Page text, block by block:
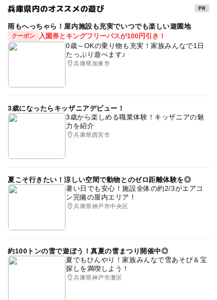
兵庫県内のオススメの遊び
雨もへっちゃら！屋内施設も充実でいつでも楽しい遊園地
クーポン
入園券とキングフリーパスが100円引き！
0歳～OKの乗り物も充実！家族みんなで1日
たっぷり遊べます♪
兵庫県加東市
3歳になったらキッザニアデビュー！
3歳から楽しめる職業体験！キッザニアの魅
力を紹介
兵庫県西宮市
夏こそ行きたい！涼しい空間で動物とのゼロ距離体験を◎
暑い日でも安心！施設全体の約2/3がエアコ
ン完備の屋内エリア！
兵庫県神戸市中央区
約100トンの雪で遊ぼう！真夏の雪まつり開催中◎
夏でもひんやり！家族みんなで雪あそび＆宝
探しを満喫しよう！
兵庫県神戸市灘区